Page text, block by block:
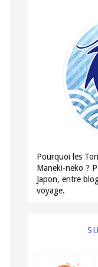
Pourquoi les
Maneki-neko ?
Japon, entre
voyage.